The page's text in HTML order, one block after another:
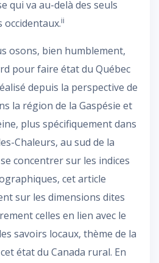
qui va au-delà des seuls
ii
osons, bien humblement,
pour faire état du Québec
depuis la perspective de
la région de la Gaspésie et
plus spécifiquement dans
Chaleurs, au sud de la
concentrer sur les indices
cet article
sur les dimensions dites
celles en lien avec le
savoirs locaux, thème de la
état du Canada rural. En